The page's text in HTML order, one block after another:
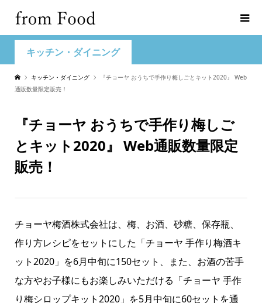
キッチン・ダイニング
キッチン・ダイニング
『チョーヤ おうちで手作り梅しごとキット2020』 Web
通販数量限定販売！
『チョーヤ おうちで手作り梅しご
とキット2020』 Web通販数量限定
販売！
チョーヤ梅酒株式会社は、梅、お酒、砂糖、保存瓶、
作り方レシピをセットにした「チョーヤ 手作り梅酒キ
ット2020」を6月中旬に150セット、また、お酒の苦手
な方やお子様にもお楽しみいただける「チョーヤ 手作
り梅シロップキット2020」を5月中旬に60セットを通